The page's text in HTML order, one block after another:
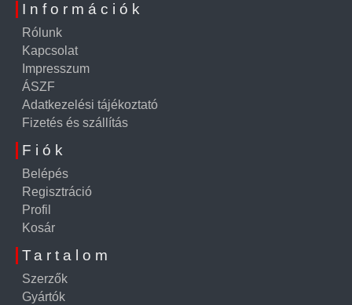
Információk
Rólunk
Kapcsolat
Impresszum
ÁSZF
Adatkezelési tájékoztató
Fizetés és szállítás
Fiók
Belépés
Regisztráció
Profil
Kosár
Tartalom
Szerzők
Gyártók